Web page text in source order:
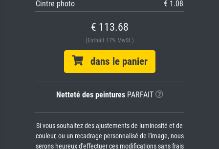
Cintre photo € 1.08
€ 113.68
(Enthält 17% MwSt.)
dans le panier
Netteté des peinturesPARFAIT
Si vous souhaitez des ajustements de luminosité et de
couleur, ou un recadrage personnalisé de l'image, nous
serons heureux d'effectuer ces modifications sans frais